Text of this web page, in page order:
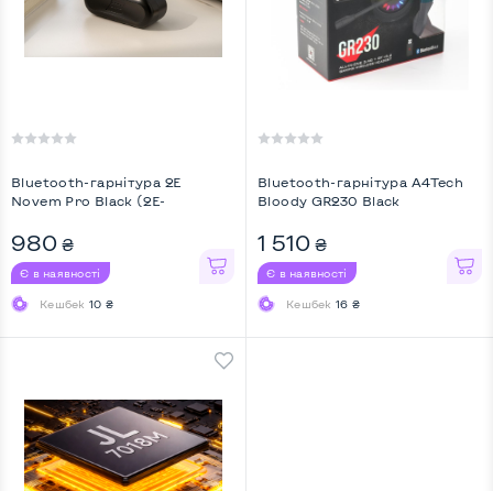
Bluetooth-гарнітура 2E
Novem Pro Black (2E-
980 ₴
Є в наявності
Кешбек 10 ₴
Bluetooth-гарнітура A4Tech
Bloody GR230 Black
1 510 ₴
Є в наявності
Кешбек 16 ₴